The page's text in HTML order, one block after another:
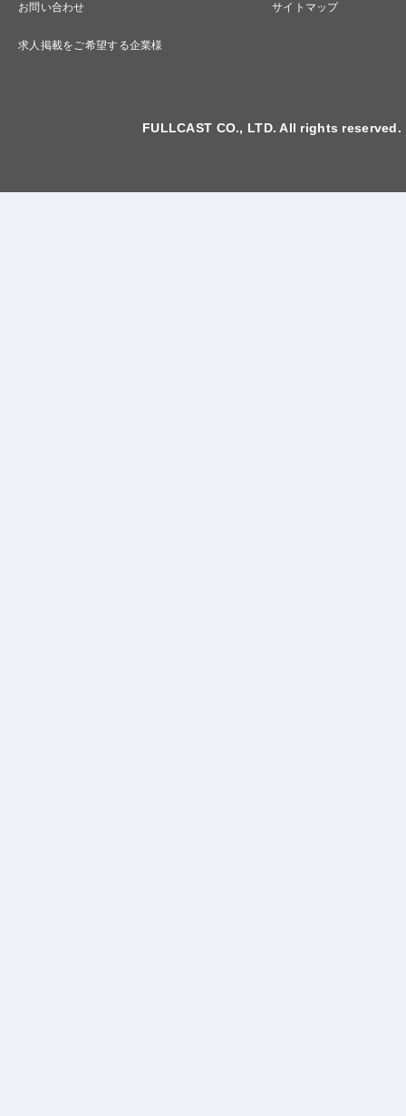
お問い合わせ
サイトマップ
求人掲載をご希望する企業様
FULLCAST CO., LTD. All rights reserved.